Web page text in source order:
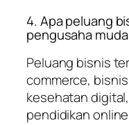
4. Apa peluang
pengusaha
Peluang bisnis
commerce,
kesehatan
pendidikan